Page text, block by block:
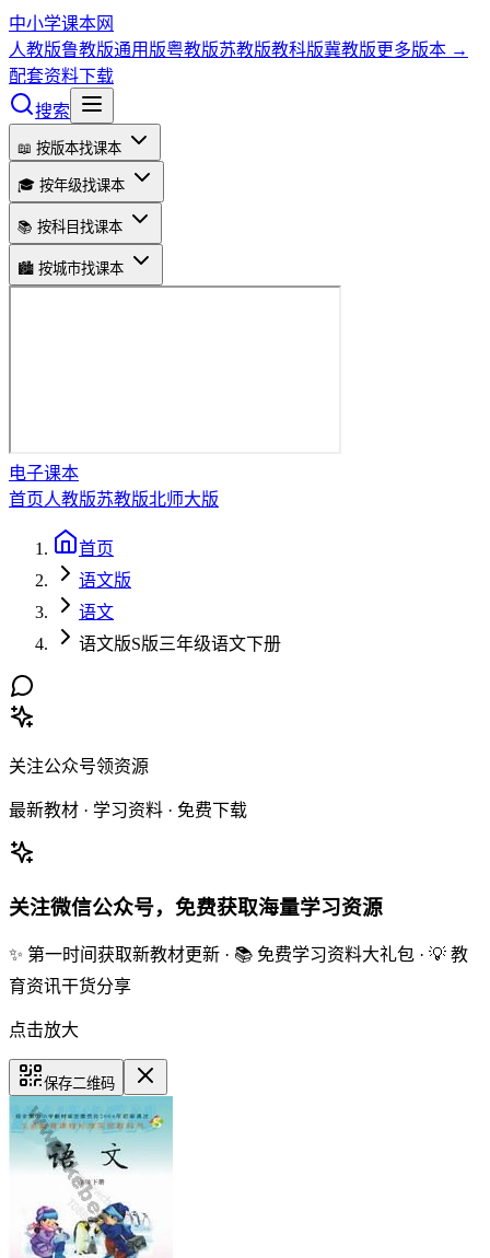
中小学课本网
人教版鲁教版通用版粤教版苏教版教科版冀教版更多版本 →
配套资料下载
搜索
📖 按版本找课本
🎓 按年级找课本
📚 按科目找课本
🏙️ 按城市找课本
电子课本
首页人教版苏教版北师大版
首页
语文版
语文
语文版S版三年级语文下册
关注公众号领资源
最新教材 · 学习资料 · 免费下载
关注微信公众号，免费获取海量学习资源
✨ 第一时间获取新教材更新 · 📚 免费学习资料大礼包 · 💡 教
育资讯干货分享
点击放大
保存二维码